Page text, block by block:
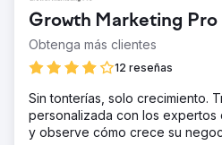
Growth Marketing Pro
Obtenga más clientes
12 reseñas
Sin tonterías, solo crecimiento.
personalizada con los expertos
y observe cómo crece su